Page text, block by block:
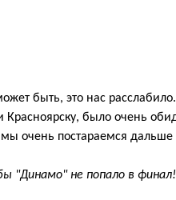
быть, это нас
было очень
очень постараемся дальше
"Динамо" не попало в финал!